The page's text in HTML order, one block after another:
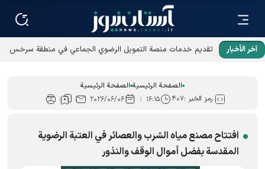
آخر الأخبار
تقديم خدمات منصة التمويل الرضوي الجماعي في منطقة سرخس
الصفحة الرئيسية الصفحة الرئيسية
رمز الخبر :۴۰۷ ۱۶:۱۵ ۲۰۲۶/۰۶/۰۶
افتتاح مصنع مياه الشرب والعصائر في العتبة الرضوية
المقدسة بفضل أموال الوقف والنذور